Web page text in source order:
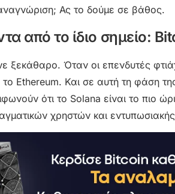
Ας το δούμε σε βάθος.
από το ίδιο σημείο:
ξεκάθαρο. Όταν οι επενδυτές
Ethereum. Και σε αυτή τη φάση
ότι το Solana είναι το πιο
χρηστών και